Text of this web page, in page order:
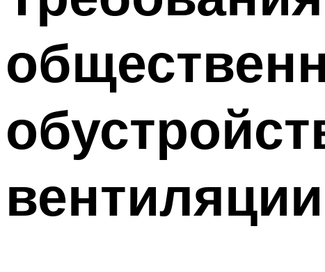
вентиляции